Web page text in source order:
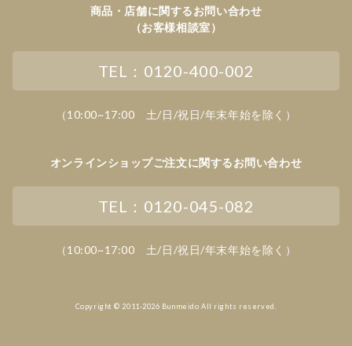
商品・店舗に関するお問い合わせ
（お客様相談室）
TEL：0120-400-002
（10:00~17:00 土/日/祝日/年末年始を除く）
オンラインショップご注文に関するお問い合わせ
TEL：0120-045-082
（10:00~17:00 土/日/祝日/年末年始を除く）
Copyright © 2011-2026 Bunmeido All rights reserved.